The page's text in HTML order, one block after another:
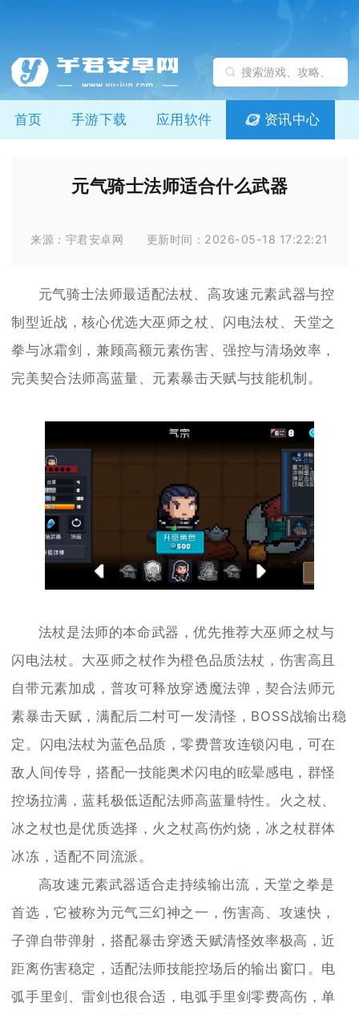
首页 手游下载 应用软件 资讯中心
元气骑士法师适合什么武器
来源：宇君安卓网 更新时间：2026-05-18 17:22:21
元气骑士法师最适配法杖、高攻速元素武器与控
制型近战，核心优选大巫师之杖、闪电法杖、天堂之
拳与冰霜剑，兼顾高额元素伤害、强控与清场效率，
完美契合法师高蓝量、元素暴击天赋与技能机制。
法杖是法师的本命武器，优先推荐大巫师之杖与
闪电法杖。大巫师之杖作为橙色品质法杖，伤害高且
自带元素加成，普攻可释放穿透魔法弹，契合法师元
素暴击天赋，满配后二村可一发清怪，BOSS战输出稳
定。闪电法杖为蓝色品质，零费普攻连锁闪电，可在
敌人间传导，搭配一技能奥术闪电的眩晕感电，群怪
控场拉满，蓝耗极低适配法师高蓝量特性。火之杖、
冰之杖也是优质选择，火之杖高伤灼烧，冰之杖群体
冰冻，适配不同流派。
高攻速元素武器适合走持续输出流，天堂之拳是
首选，它被称为元气三幻神之一，伤害高、攻速快，
子弹自带弹射，搭配暴击穿透天赋清怪效率极高，近
距离伤害稳定，适配法师技能控场后的输出窗口。电
弧手里剑、雷剑也很合适，电弧手里剑零费高伤，单